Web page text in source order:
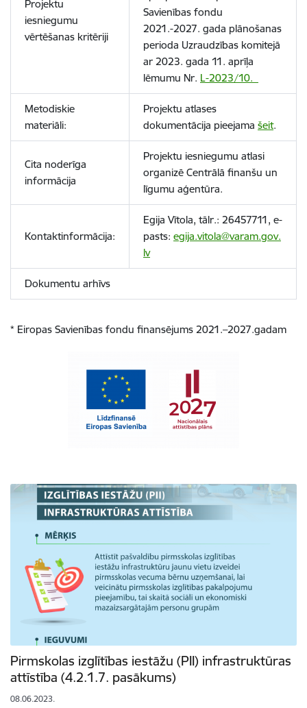
Projektu
iesniegumu
vērtēšanas kritēriji
Savienības fondu
2021.-2027. gada plānošanas
perioda Uzraudzības komitejā
ar 2023. gada 11. aprīļa
lēmumu Nr. L-2023/10.
Metodiskie
materiāli:
Projektu atlases
dokumentācija pieejama šeit.
Cita noderīga
informācija
Projektu iesniegumu atlasi
organizē Centrālā finanšu un
līgumu aģentūra.
Kontaktinformācija:
Egija Vītola, tālr.: 26457711, e-
pasts: egija.vitola@varam.gov.
lv
Dokumentu arhīvs
* Eiropas Savienības fondu finansējums 2021.–2027.gadam
Pirmskolas izglītības iestāžu (PII) infrastruktūras
attīstība (4.2.1.7. pasākums)
08.06.2023.